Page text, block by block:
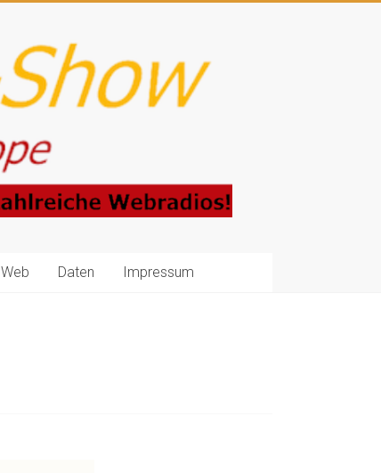
Web Daten Impressum